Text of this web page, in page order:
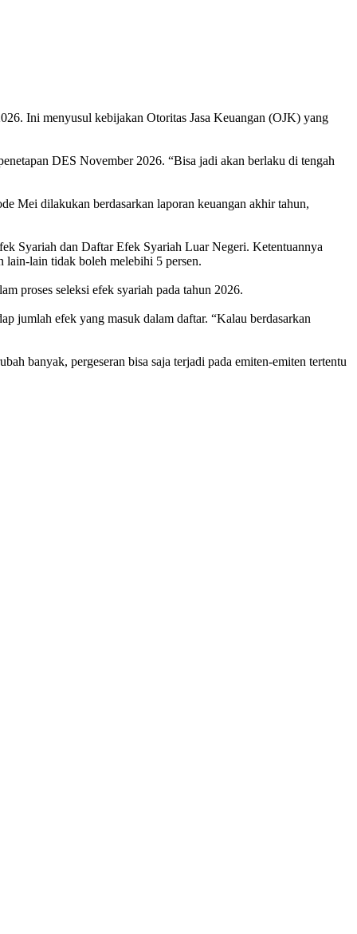
Ini menyusul kebijakan Otoritas Jasa Keuangan (OJK) yang
DES November 2026. “Bisa jadi akan berlaku di tengah
Mei dilakukan berdasarkan laporan keuangan akhir tahun,
Syariah dan Daftar Efek Syariah Luar Negeri. Ketentuannya
lain-lain tidak boleh melebihi 5 persen.
proses seleksi efek syariah pada tahun 2026.
jumlah efek yang masuk dalam daftar. “Kalau berdasarkan
banyak, pergeseran bisa saja terjadi pada emiten-emiten tertentu